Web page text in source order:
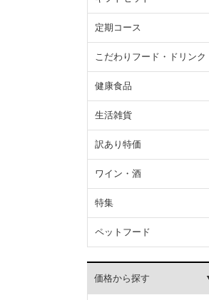
定期コース
こだわりフード・ドリンク
健康食品
生活雑貨
訳あり特価
ワイン・酒
特集
ペットフード
価格から探す